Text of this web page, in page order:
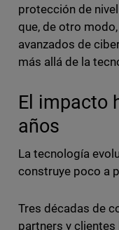
protección de
que, de otro
avanzados de
más allá de la
El impacto
años
La tecnología
construye poco a
Tres décadas de
partners y